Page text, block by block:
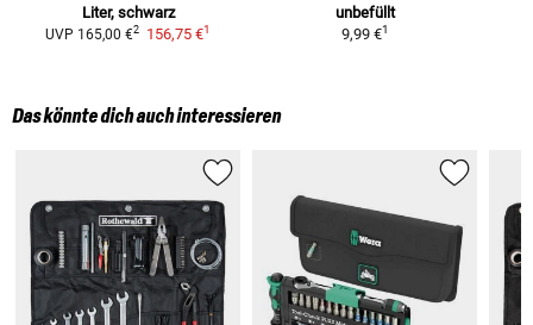
Liter, schwarz
UVP 165,00 €2 156,75 €1
unbefüllt
9,99 €1
Das könnte dich auch interessieren